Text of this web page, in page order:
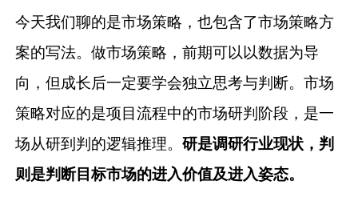
今天我们聊的是市场策略，也包含了市场策略方
案的写法。做市场策略，前期可以以数据为导
向，但成长后一定要学会独立思考与判断。市场
策略对应的是项目流程中的市场研判阶段，是一
场从研到判的逻辑推理。研是调研行业现状，判
则是判断目标市场的进入价值及进入姿态。